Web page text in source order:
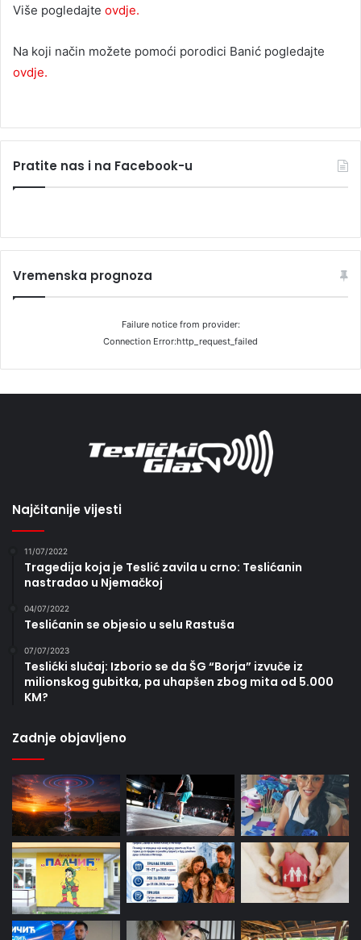
Više pogledajte ovdje.
Na koji način možete pomoći porodici Banić pogledajte
ovdje.
Pratite nas i na Facebook-u
Vremenska prognoza
Failure notice from provider:
Connection Error:http_request_failed
Najčitanije vijesti
11/07/2022
Tragedija koja je Teslić zavila u crno: Teslićanin
nastradao u Njemačkoj
04/07/2022
Teslićanin se objesio u selu Rastuša
07/07/2023
Teslićki slučaj: Izborio se da ŠG “Borja” izvuče iz
milionskog gubitka, pa uhapšen zbog mita od 5.000
KM?
Zadnje objavljeno